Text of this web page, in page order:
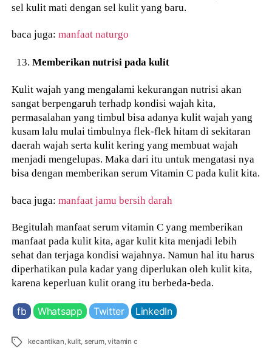
sel kulit mati dengan sel kulit yang baru.
baca juga:manfaat naturgo
Memberikan nutrisi pada kulit
Kulit wajah yang mengalami kekurangan nutrisi akan
sangat berpengaruh terhadp kondisi wajah kita,
permasalahan yang timbul bisa adanya kulit wajah yang
kusam lalu mulai timbulnya flek-flek hitam di sekitaran
daerah wajah serta kulit kering yang membuat wajah
menjadi mengelupas. Maka dari itu untuk mengatasi nya
bisa dengan memberikan serum Vitamin C pada kulit kita.
baca juga:manfaat jamu bersih darah
Begitulah manfaat serum vitamin C yang memberikan
manfaat pada kulit kita, agar kulit kita menjadi lebih
sehat dan terjaga kondisi wajahnya. Namun hal itu harus
diperhatikan pula kadar yang diperlukan oleh kulit kita,
karena keperluan kulit orang itu berbeda-beda.
fb Whatsapp Twitter LinkedIn
Tags kecantikan, kulit, serum,vitamin c